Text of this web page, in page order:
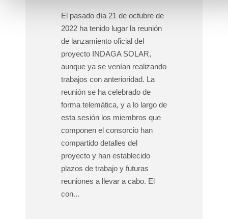
El pasado día 21 de octubre de
2022 ha tenido lugar la reunión
de lanzamiento oficial del
proyecto INDAGA SOLAR,
aunque ya se venían realizando
trabajos con anterioridad. La
reunión se ha celebrado de
forma telemática, y a lo largo de
esta sesión los miembros que
componen el consorcio han
compartido detalles del
proyecto y han establecido
plazos de trabajo y futuras
reuniones a llevar a cabo. El
con...